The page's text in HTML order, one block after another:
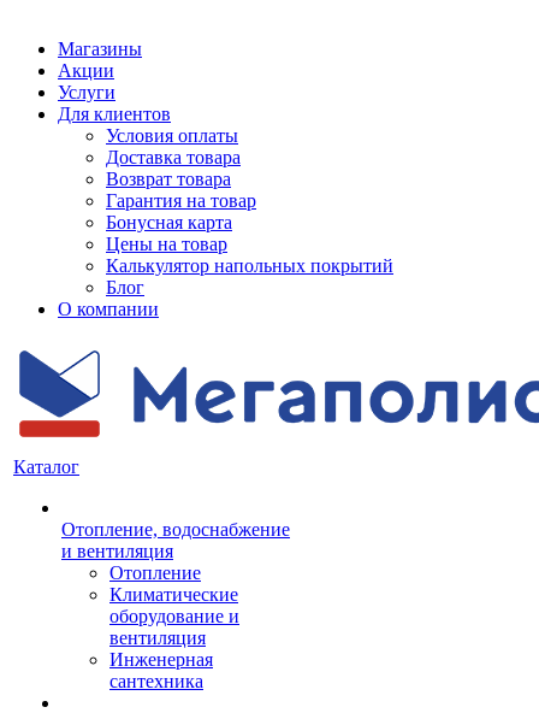
Магазины
Акции
Услуги
Для клиентов
Условия оплаты
Доставка товара
Возврат товара
Гарантия на товар
Бонусная карта
Цены на товар
Калькулятор напольных покрытий
Блог
О компании
Каталог
Отопление, водоснабжение
и вентиляция
Отопление
Климатические
оборудование и
вентиляция
Инженерная
сантехника